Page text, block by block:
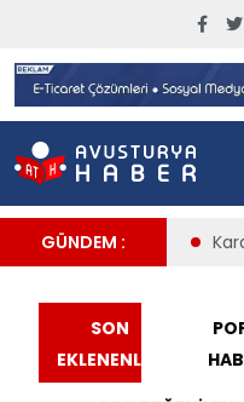
GÜNDEM :
Aşacak
FransaSON
EKLENENLER